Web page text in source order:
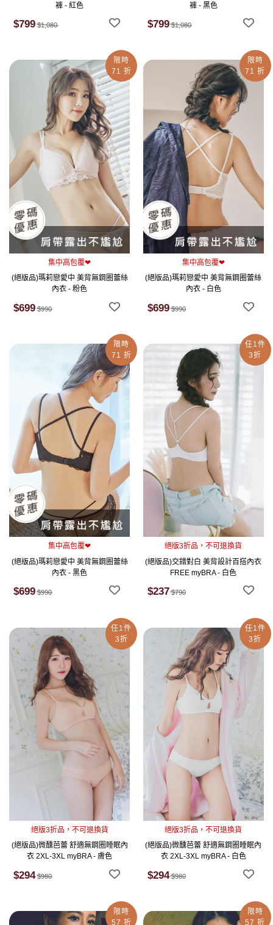
褲 - 紅色
$799 $1,080
褲 - 黑色
$799 $1,080
限時
71 折
集中高包覆❤
(絕版品)瑪莉戀愛中 美背無鋼圈蕾絲
內衣 - 粉色
$699 $990
限時
71 折
集中高包覆❤
(絕版品)瑪莉戀愛中 美背無鋼圈蕾絲
內衣 - 白色
$699 $990
限時
71 折
集中高包覆❤
(絕版品)瑪莉戀愛中 美背無鋼圈蕾絲
內衣 - 黑色
$699 $990
任1件
3折
絕版3折品，不可退換貨
(絕版品)交錯對白 美背設計百搭內衣
FREE myBRA - 白色
$237 $790
任1件
3折
絕版3折品，不可退換貨
(絕版品)微醺芭蕾 舒適無鋼圈睡眠內
衣 2XL-3XL myBRA - 膚色
$294 $980
任1件
3折
絕版3折品，不可退換貨
(絕版品)微醺芭蕾 舒適無鋼圈睡眠內
衣 2XL-3XL myBRA - 白色
$294 $980
限時
57 折
限時
57 折